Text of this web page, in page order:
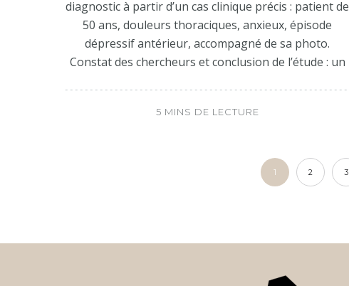
diagnostic à partir d’un cas clinique précis : patient de
50 ans, douleurs thoraciques, anxieux, épisode
dépressif antérieur, accompagné de sa photo.
Constat des chercheurs et conclusion de l’étude : un
5 MINS DE LECTURE
1 2 3